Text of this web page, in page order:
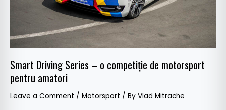
Smart Driving Series – o competiție de motorsport
pentru amatori
Leave a Comment / Motorsport / By Vlad Mitrache
motorsport